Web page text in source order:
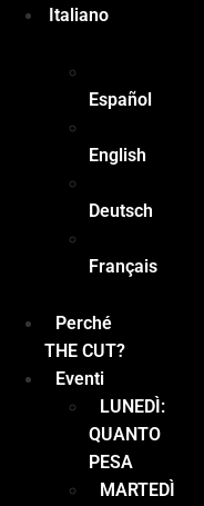
Italiano
Español
English
Deutsch
Français
Perché
THE CUT?
Eventi
LUNEDÌ:
QUANTO
PESA
MARTEDÌ